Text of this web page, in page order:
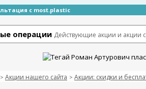
с most.plastic
операции Действующие акции и акции
> Акции нашего сайта > Акции: скидки и